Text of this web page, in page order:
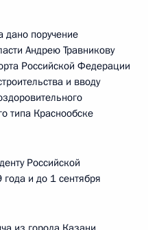
дано поручение
Андрею Травникову
Российской Федерации
и вводу
типа Краснообске
Российской
и до 1 сентября